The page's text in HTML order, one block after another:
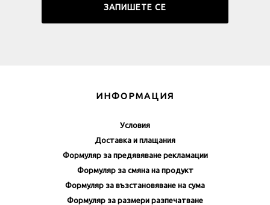
ИНФОРМАЦИЯ
Условия
Доставка и плащания
Формуляр за предявяване рекламации
Формуляр за смяна на продукт
Формуляр за възстановяване на сума
Формуляр за размери разпечатване